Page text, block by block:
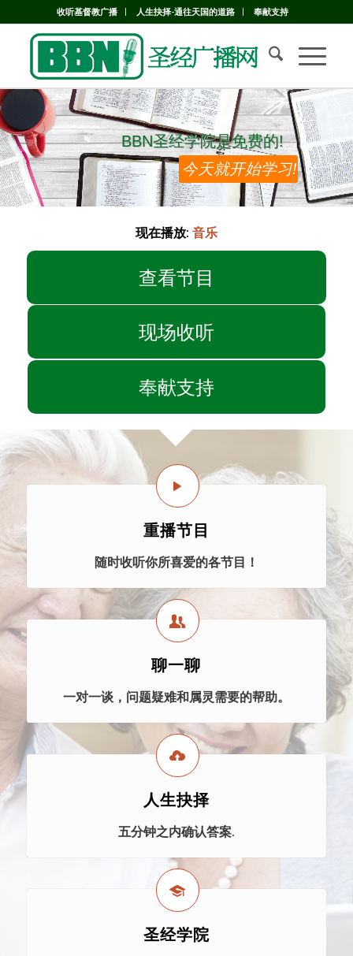
收听基督教广播 人生抉择-通往天国的道路 奉献支持
BBN圣经学院是免费的!
BBN圣经学院是免费的!
今天就开始学习!
现在播放: 音乐
查看节目
现场收听
奉献支持
重播节目
随时收听你所喜爱的各节目！
聊一聊
一对一谈，问题疑难和属灵需要的帮助。
人生抉择
五分钟之内确认答案.
圣经学院